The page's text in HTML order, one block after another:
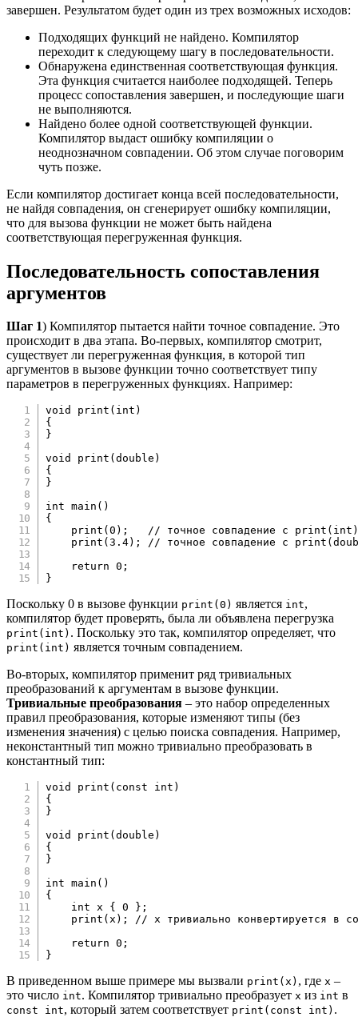
завершен. Результатом будет один из трех возможных исходов:
Подходящих функций не найдено. Компилятор
переходит к следующему шагу в последовательности.
Обнаружена единственная соответствующая функция.
Эта функция считается наиболее подходящей. Теперь
процесс сопоставления завершен, и последующие шаги
не выполняются.
Найдено более одной соответствующей функции.
Компилятор выдаст ошибку компиляции о
неоднозначном совпадении. Об этом случае поговорим
чуть позже.
Если компилятор достигает конца всей последовательности,
не найдя совпадения, он сгенерирует ошибку компиляции,
что для вызова функции не может быть найдена
соответствующая перегруженная функция.
Последовательность сопоставления
аргументов
Шаг 1) Компилятор пытается найти точное совпадение. Это
происходит в два этапа. Во-первых, компилятор смотрит,
существует ли перегруженная функция, в которой тип
аргументов в вызове функции точно соответствует типу
параметров в перегруженных функциях. Например:
void print ( int )
{
}
void
print (double )
{
}
int
main ( )
{
print (0 ) ;
// точное совпадение с
print (3.4) ;
// точное совпадение с
return
0 ;
}
Поскольку 0 в вызове функции print(0) является int,
компилятор будет проверять, была ли объявлена перегрузка
print(int) . Поскольку это так, компилятор определяет, что
print(int) является точным совпадением.
Во-вторых, компилятор применит ряд тривиальных
преобразований к аргументам в вызове функции.
Тривиальные преобразования – это набор определенных
правил преобразования, которые изменяют типы (без
изменения значения) с целью поиска совпадения. Например,
неконстантный тип можно тривиально преобразовать в
константный тип:
void print ( const int )
{
}
void
print (double )
{
}
int
main ( )
{
int x { 0 } ;
print (x ) ;
// x тривиально конвертируется в
return
0 ;
}
В приведенном выше примере мы вызвали print(x) , где x –
это число int. Компилятор тривиально преобразует x из int в
const int, который затем соответствует print(const int) .